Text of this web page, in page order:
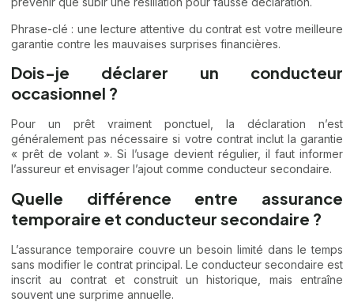
Phrase-clé : une lecture attentive du contrat est votre meilleure
garantie contre les mauvaises surprises financières.
Dois-je déclarer un conducteur
occasionnel ?
Pour un prêt vraiment ponctuel, la déclaration n’est
généralement pas nécessaire si votre contrat inclut la garantie
« prêt de volant ». Si l’usage devient régulier, il faut informer
l’assureur et envisager l’ajout comme conducteur secondaire.
Quelle différence entre assurance
temporaire et conducteur secondaire ?
L’assurance temporaire couvre un besoin limité dans le temps
sans modifier le contrat principal. Le conducteur secondaire est
inscrit au contrat et construit un historique, mais entraîne
souvent une surprime annuelle.